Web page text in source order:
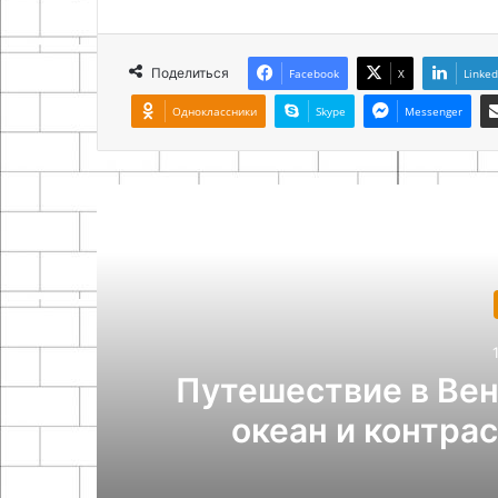
Поделиться Facebook X
Одноклассники Skype Messenger
Путешествие в
океан и контрасты